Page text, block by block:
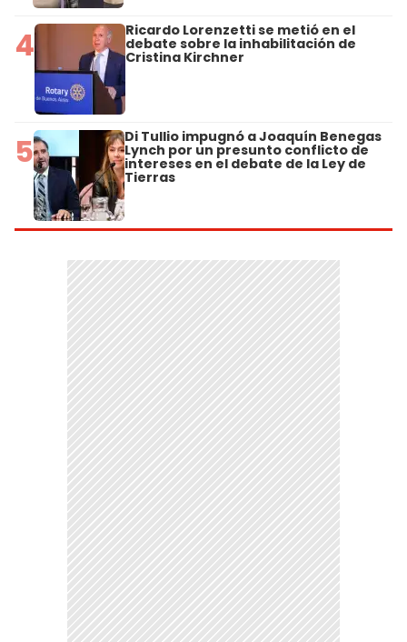
4 Ricardo Lorenzetti se metió en el
debate sobre la inhabilitación de
Cristina Kirchner
5 Di Tullio impugnó a Joaquín Benegas
Lynch por un presunto conflicto de
intereses en el debate de la Ley de
Tierras